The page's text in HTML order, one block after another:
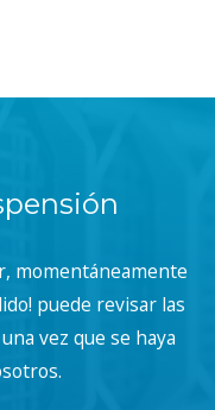
momentáneamente
puede revisar las
vez que se haya